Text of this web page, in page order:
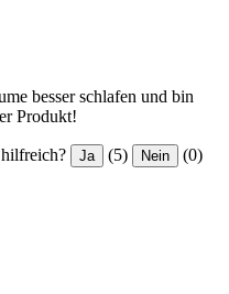
besser schlafen und bin
Produkt!
Ja (5) Nein (0)